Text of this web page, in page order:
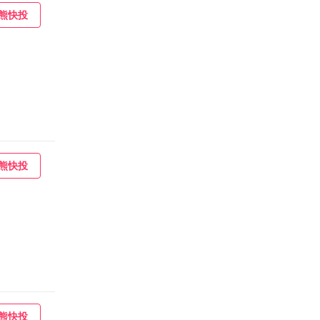
快投
快投
快投